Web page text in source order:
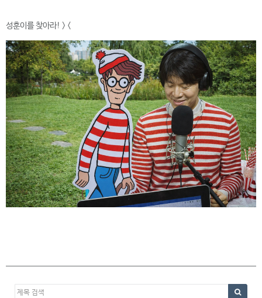
성훈이를 찾아라! > <